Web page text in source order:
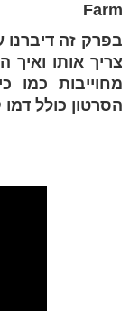
Farm
צריך אותו ואיך
מחוייבות כמו
הסרטון כולל